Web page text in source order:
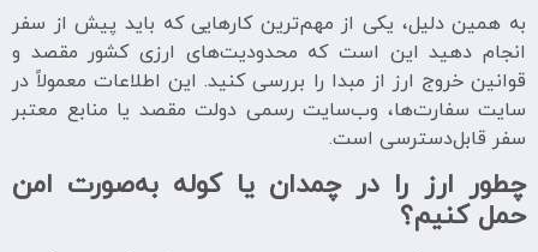
به همین دلیل، یکی از مهم‌ترین کارهایی که باید پیش از سفر
انجام دهید این است که محدودیت‌های ارزی کشور مقصد و
قوانین خروج ارز از مبدا را بررسی کنید. این اطلاعات معمولاً در
سایت سفارت‌ها، وب‌سایت رسمی دولت مقصد یا منابع معتبر
سفر قابل‌دسترسی است.
چطور ارز را در چمدان یا کوله به‌صورت امن
حمل کنیم؟